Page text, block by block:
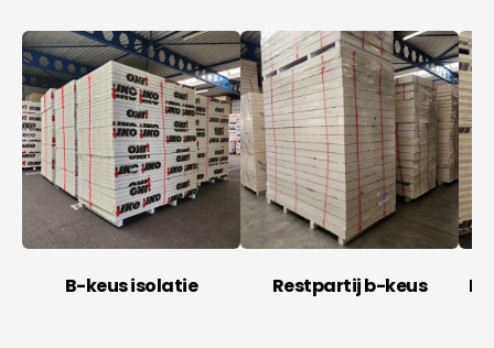
B-keus isolatie Restpartij b-keus